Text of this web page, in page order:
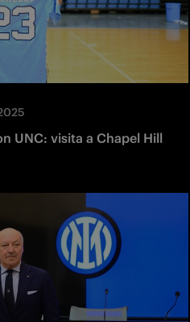
UNC: visita a Chapel Hill